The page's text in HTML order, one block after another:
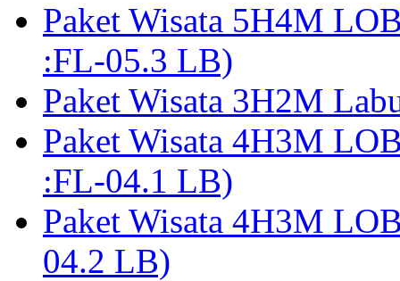
Paket Wisata 5H4M
:FL-05.3 LB)
Paket Wisata 3H2M
Paket Wisata 4H3M
:FL-04.1 LB)
Paket Wisata 4H3M
04.2 LB)